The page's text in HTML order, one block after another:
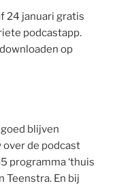
24 januari gratis
podcastapp.
op
blijven
over de podcast
programma ‘thuis
Teenstra. En bij